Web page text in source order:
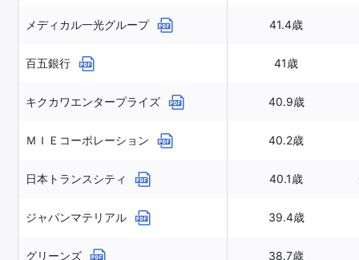
メディカル一光グループ 41.4歳
百五銀行 41歳
キクカワエンタープライズ 40.9歳
ＭＩＥコーポレーション 40.2歳
日本トランスシティ 40.1歳
ジャパンマテリアル 39.4歳
グリーンズ 38.7歳